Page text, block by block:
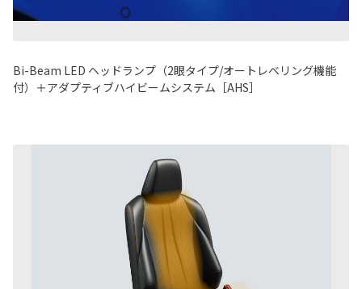
Bi-Beam LED ヘッドランプ（2眼タイプ/オートレベリング機能
付）＋アダプティブハイビームシステム［AHS］